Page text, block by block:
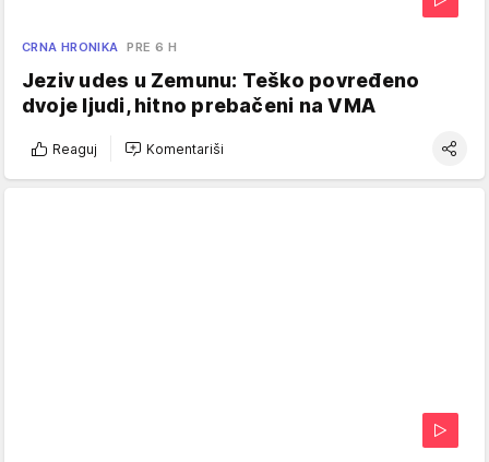
CRNA HRONIKA PRE 6 H
Jeziv udes u Zemunu: Teško povređeno
dvoje ljudi, hitno prebačeni na VMA
Reaguj Komentariši